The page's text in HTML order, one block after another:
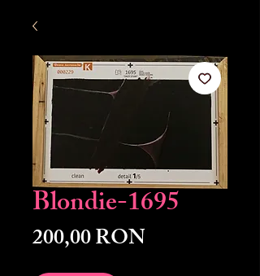
Blondie-1695
200,00 RONPreț